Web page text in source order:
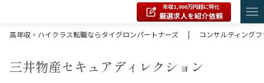
年収1,000万円超に特化
厳選求人を紹介依頼
高年収・ハイクラス転職ならタイグロンパートナーズ
| コンサルティング
三井物産セキュアディレクション